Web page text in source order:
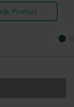
Product